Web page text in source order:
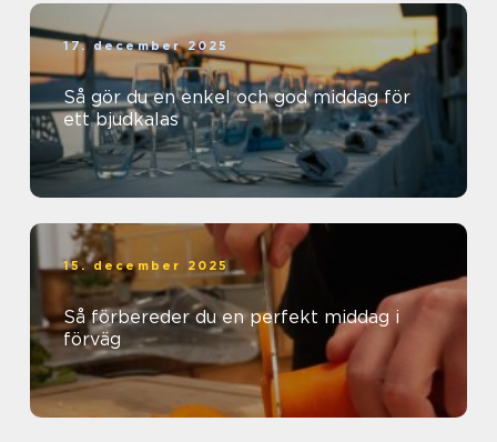
17. december 2025
Så gör du en enkel och god middag för
ett bjudkalas
15. december 2025
Så förbereder du en perfekt middag i
förväg